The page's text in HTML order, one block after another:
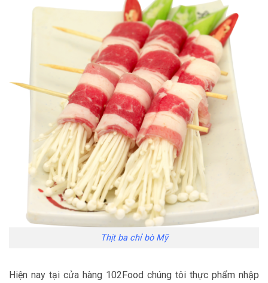
Thịt ba chỉ bò Mỹ
Hiện nay tại cửa hàng 102Food chúng tôi thực phẩm nhập